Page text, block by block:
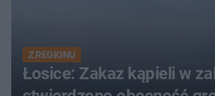
Z REGIONU
Łosice: Zakaz kąpieli w